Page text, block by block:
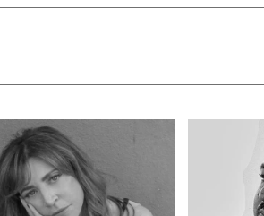
είναι «το πρόβλημα»
Τι είναι η
Δανάη Δεληγεώργη
Συγχαρητήρια, Πέθανες!